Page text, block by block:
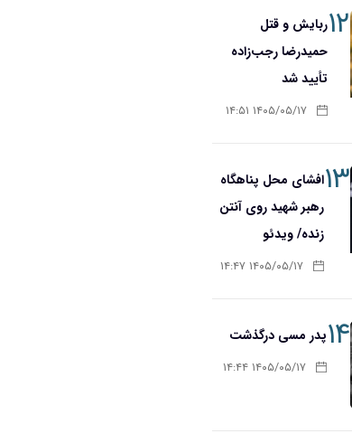
۱۲ربایش و قتل
حمیدرضا رجب‌زاده
تأیید شد
۱۴۰۵/۰۵/۱۷ ۱۴:۵۱
۱۳افشای محل پناهگاه‌
رهبر شهید روی آنتن
زنده/ ویدئو
۱۴۰۵/۰۵/۱۷ ۱۴:۴۷
۱۴پدر مسی درگذشت
۱۴۰۵/۰۵/۱۷ ۱۴:۴۴